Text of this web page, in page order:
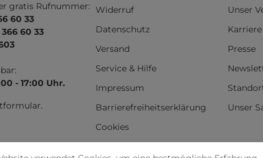
gratis Rufnummer:
60 33
60 33
- 17:00 Uhr.
.
Widerruf
Datenschutz
Versand
Service & Hilfe
Impressum
Barrierefreiheitserklärung
Cookies
Unser
Karriere
Presse
Unser